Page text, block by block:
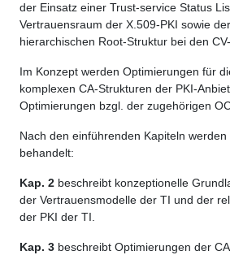
der Einsatz einer Trust-service Status
Vertrauensraum der X.509-PKI sowie
hierarchischen Root-Struktur bei den
Im Konzept werden Optimierungen für
komplexen CA-Strukturen der PKI-
Optimierungen bzgl. der zugehörigen
Nach den einführenden Kapiteln
behandelt:
Kap. 2 beschreibt konzeptionelle
der Vertrauensmodelle der TI und der
der PKI der TI.
Kap. 3 beschreibt Optimierungen der